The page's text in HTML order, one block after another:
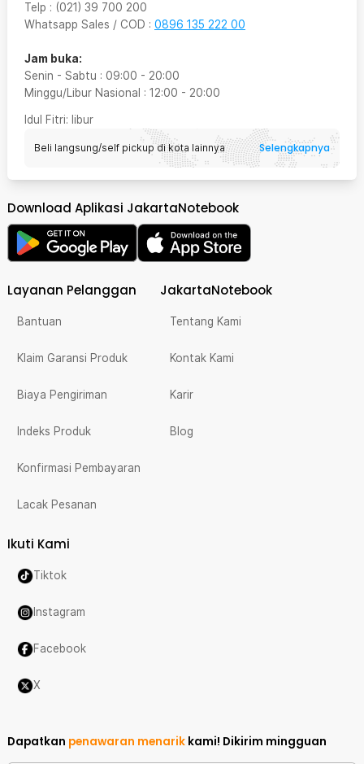
Telp : (021) 39 700 200
Whatsapp Sales / COD : 0896 135 222 00
Jam buka:
Senin - Sabtu : 09:00 - 20:00
Minggu/Libur Nasional : 12:00 - 20:00
Idul Fitri: libur
Beli langsung/self pickup di kota lainnya Selengkapnya
Download Aplikasi JakartaNotebook
Layanan Pelanggan
Bantuan
Klaim Garansi Produk
Biaya Pengiriman
Indeks Produk
Konfirmasi Pembayaran
Lacak Pesanan
JakartaNotebook
Tentang Kami
Kontak Kami
Karir
Blog
Ikuti Kami
Tiktok
Instagram
Facebook
X
Dapatkan penawaran menarik kami! Dikirim mingguan